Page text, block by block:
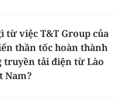
từ việc T&T Group của
thần tốc hoàn thành
truyền tải điện từ Lào
Nam?